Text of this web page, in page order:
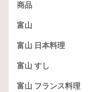
商品
富山
富山 日本料理
富山 すし
富山 フランス料理